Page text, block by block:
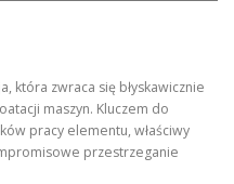
która zwraca się błyskawicznie
maszyn. Kluczem do
pracy elementu, właściwy
przestrzeganie